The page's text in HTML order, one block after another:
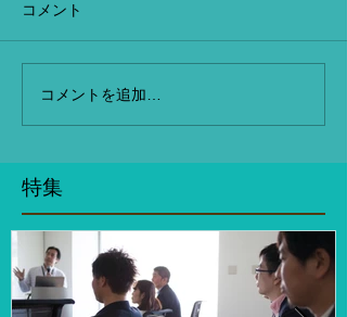
コメント
コメントを追加…
特集